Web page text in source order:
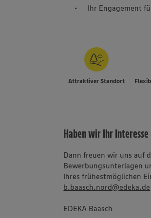
Ihr Engagement
Attraktiver Standort
Haben wir Ihr
Dann freuen wir uns auf
Bewerbungsunterlagen
Ihres frühestmöglichen
b.baasch.nord@edeka.de
EDEKA Baasch